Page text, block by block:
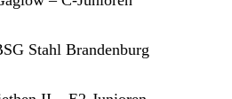
Stahl Brandenburg